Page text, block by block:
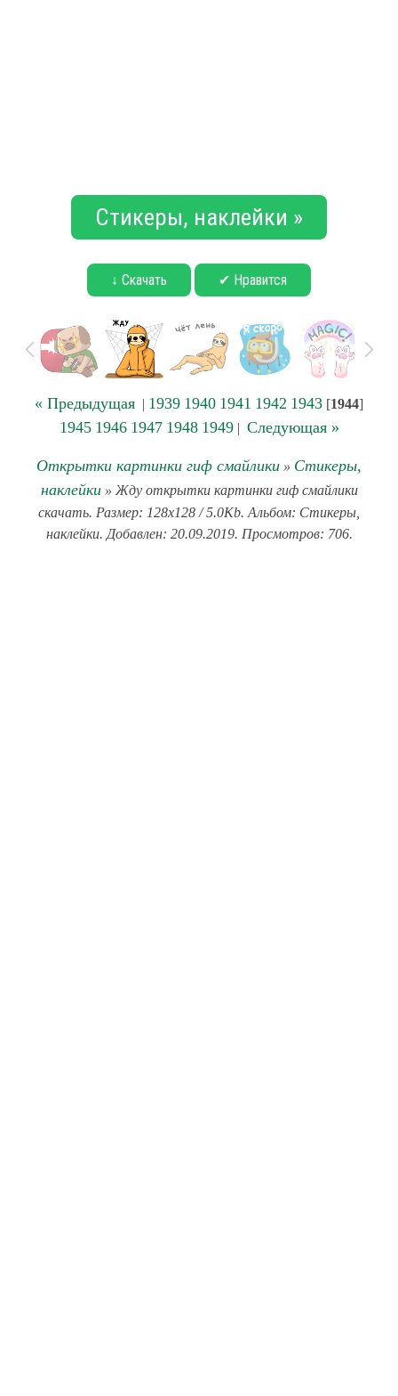
Стикеры, наклейки »
↓ Скачать ✔ Нравится
« Предыдущая | 1939 1940 1941 1942 1943 [1944]
1945 1946 1947 1948 1949| Следующая »
Открытки картинки гиф смайлики » Стикеры,
наклейки» Жду открытки картинки гиф смайлики
скачать. Размер: 128x128 / 5.0Kb. Альбом: Стикеры,
наклейки. Добавлен: 20.09.2019. Просмотров: 706.